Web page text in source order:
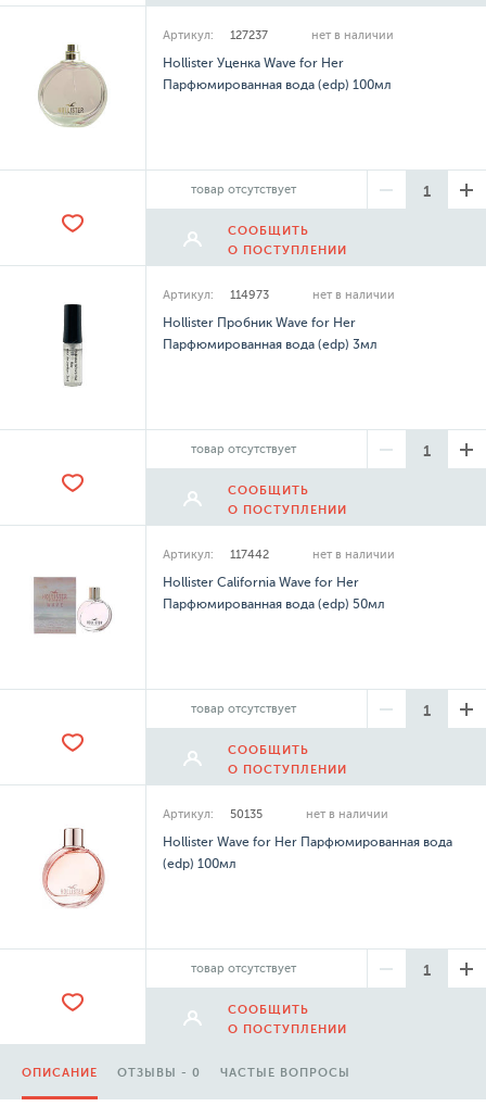
Артикул: 127237 нет в наличии
Hollister Уценка Wave for Her
Парфюмированная вода (edp) 100мл
товар отсутствует
СООБЩИТЬ
О ПОСТУПЛЕНИИ
Артикул: 114973 нет в наличии
Hollister Пробник Wave for Her
Парфюмированная вода (edp) 3мл
товар отсутствует
СООБЩИТЬ
О ПОСТУПЛЕНИИ
Артикул: 117442 нет в наличии
Hollister California Wave for Her
Парфюмированная вода (edp) 50мл
товар отсутствует
СООБЩИТЬ
О ПОСТУПЛЕНИИ
Артикул: 50135 нет в наличии
Hollister Wave for Her Парфюмированная вода
(edp) 100мл
товар отсутствует
СООБЩИТЬ
О ПОСТУПЛЕНИИ
ОПИСАНИЕ ОТЗЫВЫ - 0 ЧАСТЫЕ ВОПРОСЫ